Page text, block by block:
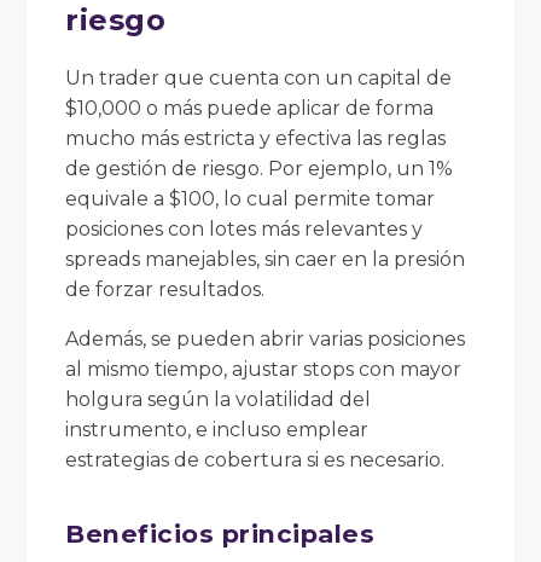
riesgo
Un trader que cuenta con un capital de
$10,000 o más puede aplicar de forma
mucho más estricta y efectiva las reglas
de gestión de riesgo. Por ejemplo, un 1%
equivale a $100, lo cual permite tomar
posiciones con lotes más relevantes y
spreads manejables, sin caer en la presión
de forzar resultados.
Además, se pueden abrir varias posiciones
al mismo tiempo, ajustar stops con mayor
holgura según la volatilidad del
instrumento, e incluso emplear
estrategias de cobertura si es necesario.
Beneficios principales